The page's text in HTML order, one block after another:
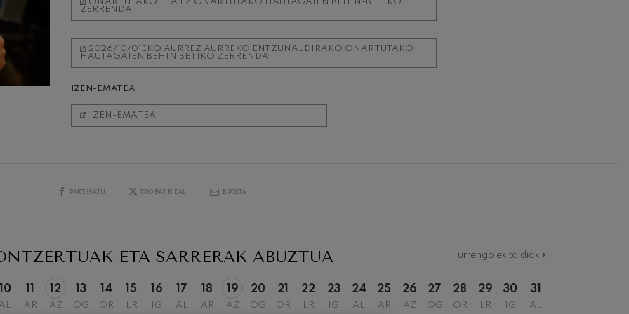
ONARTUTAKO ETA EZ ONARTUTAKO HAUTAGAIEN BEHIN-BETIKO
ZERRENDA
2026/10/01EKO AURREZ AURREKO ENTZUNALDIRAKO ONARTUTAKO
HAUTAGAIEN BEHIN BETIKO ZERRENDA
IZEN-EMATEA
IZEN-EMATEA
PARTEKATU TXIO BAT BIDALI E-POSTA
Hurrengo ekitaldiak
ETA SARRERAK ABUZTUA
10
AL AR
12
AZ
13
OG
14
OR
15
LR
16
IG
17
AL
18
AR
19
AZ
19
20
OG
21
OR
22
LR
23
IG
24
AL
25
AR
26
AZ
27
OG
28
OR
29
LR
30
IG
31
AL
sinfonikoak
esclavos felices. Obertura
Gaueko abestia basoan